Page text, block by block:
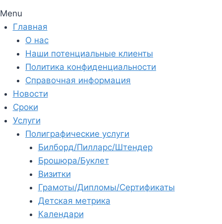
Menu
Главная
О нас
Наши потенциальные клиенты
Политика конфиденциальности
Справочная информация
Новости
Сроки
Услуги
Полиграфические услуги
Билборд/Пилларс/Штендер
Брошюра/Буклет
Визитки
Грамоты/Дипломы/Сертификаты
Детская метрика
Календари